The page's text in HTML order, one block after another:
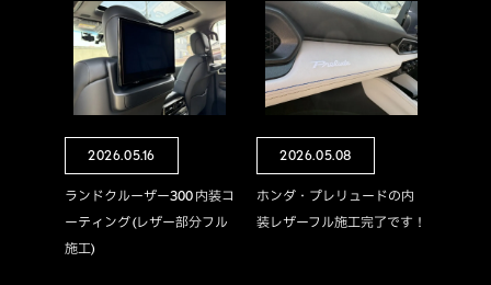
2026.05.16
ランドクルーザー300 内装コ
ーティング (レザー部分フル
施工)
2026.05.08
ホンダ・プレリュードの内
装レザーフル施工完了です！